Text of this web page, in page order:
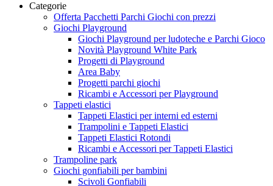
Categorie
Offerta Pacchetti Parchi Giochi con prezzi
Giochi Playground
Giochi Playground per ludoteche e Parchi Gioco
Novità Playground White Park
Progetti di Playground
Area Baby
Progetti parchi giochi
Ricambi e Accessori per Playground
Tappeti elastici
Tappeti Elastici per interni ed esterni
Trampolini e Tappeti Elastici
Tappeti Elastici Rotondi
Ricambi e Accessori per Tappeti Elastici
Trampoline park
Giochi gonfiabili per bambini
Scivoli Gonfiabili